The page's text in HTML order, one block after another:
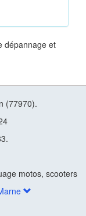
dépannage et
(77970).
motos, scooters